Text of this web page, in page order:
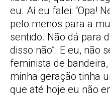
eu. Aí eu falei: “Opa!
pelo menos para a
sentido. Não dá para
disso não”. E eu, não
feminista de
minha geração tinha
que até hoje eu não